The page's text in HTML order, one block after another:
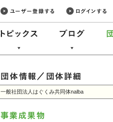
一般社団法人はぐくみ共同体nalba